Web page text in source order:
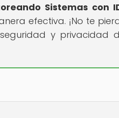
Sistemas con
efectiva. ¡No te
y privacidad